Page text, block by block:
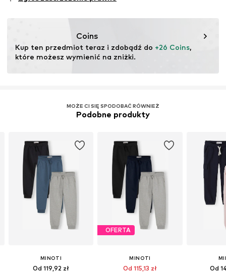
testu
Ten produkt zawiera materiały organiczne, których
ekosystemów poprzez rolnictwo ekologiczne poprzez
rezygnację z modyfikacji genetycznych oraz ograniczenie
zużycia wody i nawozów chemicznych.
Coins
Kup ten przedmiot teraz i zdobądź do +26 Coins,
które możesz wymienić na zniżki.
MOŻE CI SIĘ SPODOBAĆ RÓWNIEŻ
Podobne produkty
MINOTI
Od 119,92 zł
OFERTA
MINOTI
Od 115,13 zł Od